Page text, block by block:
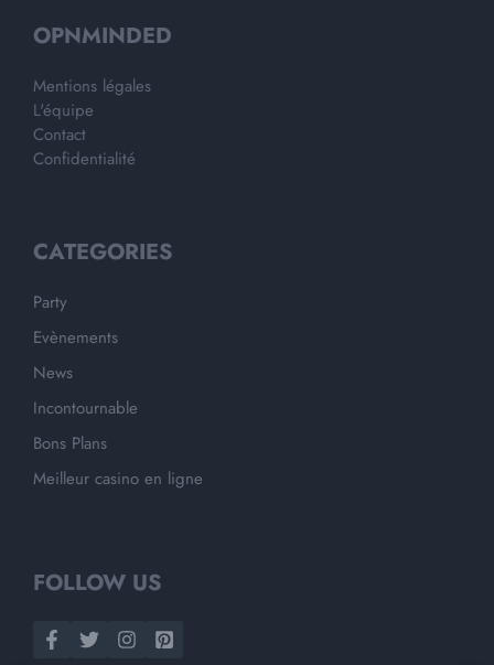
OPNMINDED
Mentions légales
L'équipe
Contact
Confidentialité
CATEGORIES
Party
Evènements
News
Incontournable
Bons Plans
Meilleur casino en ligne
FOLLOW US